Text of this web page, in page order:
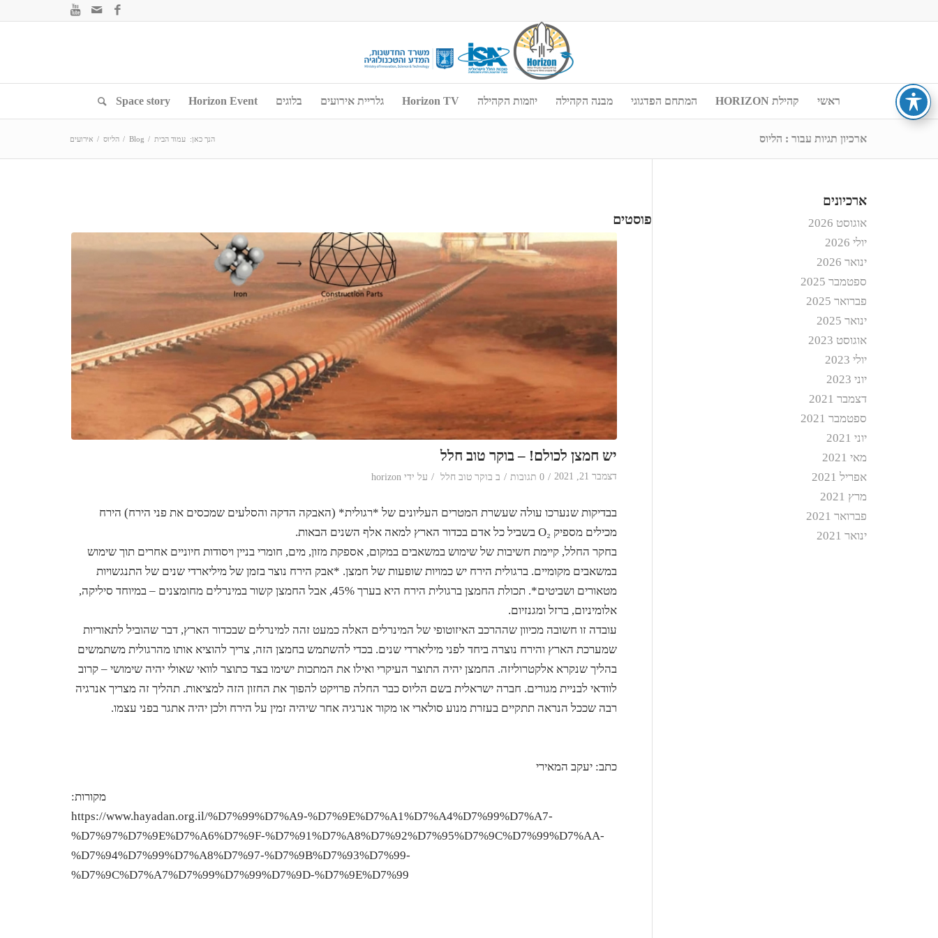
ראשי קהילת HORIZON המתחם הפדגוגי מבנה הקהילה יוזמות הקהילה Horizon TV גלריית אירועים בלוגים Horizon Event
Space story
ארכיון תגיות עבור : הליוס הנך כאן: עמוד הבית /
Blog
/ הליוס / אירועים
פוסטים
יש חמצן לכולם! – בוקר טוב חלל
דצמבר 21, 2021 / 0 תגובות / ב בוקר טוב חלל / על ידי horizon
בבדיקות שנערכו עולה שעשרת המטרים העליונים של *רגולית* (האבקה הדקה והסלעים שמכסים את פני הירח) הירח
מכילים מספיק O₂ בשביל כל אדם בכדור הארץ למאה אלף השנים הבאות.
בחקר החלל, קיימת חשיבות של שימוש במשאבים במקום, אספקת מזון, מים, חומרי בניין ויסודות חיוניים אחרים תוך שימוש
במשאבים מקומיים. ברגולית הירח יש כמויות שופעות של חמצן. *אבק הירח נוצר בזמן של מיליארדי שנים של התנגשויות
מטאורים ושביטים*. תכולת החמצן ברגולית הירח היא בערך 45%, אבל החמצן קשור במינרלים מחומצנים – במיוחד סיליקה,
אלומיניום, ברזל ומגנזיום.
עובדה זו חשובה מכיוון שההרכב האיזוטופי של המינרלים האלה כמעט זהה למינרלים שבכדור הארץ, דבר שהוביל לתאוריות
שמערכת הארץ והירח נוצרה ביחד לפני מיליארדי שנים. בכדי להשתמש בחמצן הזה, צריך להוציא אותו מהרגולית משתמשים
בהליך שנקרא אלקטרוליזה. החמצן יהיה התוצר העיקרי ואילו את המתכות ישימו בצד כתוצר לוואי שאולי יהיה שימושי – קרוב
לוודאי לבניית מגורים. חברה ישראלית בשם הליוס כבר החלה פרויקט להפוך את החזון הזה למציאות. תהליך זה מצריך אנרגיה
רבה שככל הנראה תתקיים בעזרת מנוע סולארי או מקור אנרגיה אחר שיהיה זמין על הירח ולכן יהיה אתגר בפני עצמו.
כתב: יעקב המאירי
מקורות:
https://www.hayadan.org.il/%D7%99%D7%A9-%D7%9E%D7%A1%D7%A4%D7%99%D7%A7-
%D7%97%D7%9E%D7%A6%D7%9F-%D7%91%D7%A8%D7%92%D7%95%D7%9C%D7%99%D7%AA-
%D7%94%D7%99%D7%A8%D7%97-%D7%9B%D7%93%D7%99-
%D7%9C%D7%A7%D7%99%D7%99%D7%9D-%D7%9E%D7%99
ארכיונים
אוגוסט 2026
יולי 2026
ינואר 2026
ספטמבר 2025
פברואר 2025
ינואר 2025
אוגוסט 2023
יולי 2023
יוני 2023
דצמבר 2021
ספטמבר 2021
יוני 2021
מאי 2021
אפריל 2021
מרץ 2021
פברואר 2021
ינואר 2021